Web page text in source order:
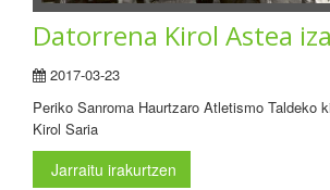
Datorrena Kirol Astea
2017-03-23
Periko Sanroma Haurtzaro Atletismo Taldeko
Kirol Saria
Jarraitu irakurtzen